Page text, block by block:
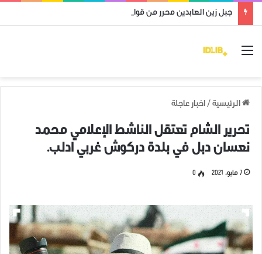
جبل زين العابدين محرر من قوات النظام وميليشياته
القائمة
الرئيسية / اخبار عاجلة
تحرير الشام تعتقل الناشط الإعلامي محمد
نعسان دبل في بلدة دركوش غربي ادلب.
7 مايو، 2021 0